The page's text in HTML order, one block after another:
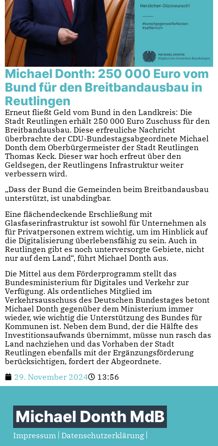
Michael Donth: 250 000 Euro vom
Bund für den Breitbandausbau in
Reutlingen
Erneut fließt Geld vom Bund in den Landkreis: Die
Stadt Reutlingen erhält 250 000 Euro Zuschuss für den
Breitbandausbau. Diese erfreuliche Nachricht
überbrachte der CDU-Bundestagsabgeordnete Michael
Donth dem Oberbürgermeister der Stadt Reutlingen
Thomas Keck. Dieser war hoch erfreut über den
Geldsegen, der Reutlingens Infrastruktur weiter
verbessern wird.
„Dass der Bund die Gemeinden beim Breitbandausbau
unterstützt, ist unabdingbar.
Eine flächendeckende Erschließung mit
Glasfaserinfrastruktur ist sowohl für Unternehmen als
für Privatpersonen extrem wichtig, um im Hinblick auf
die Digitalisierung überlebensfähig zu sein. Auch in
Reutlingen gibt es noch unterversorgte Gebiete, nicht
nur auf dem Land“, führt Michael Donth aus.
Die Mittel aus dem Förderprogramm stellt das
Bundesministerium für Digitales und Verkehr zur
Verfügung. Als ordentliches Mitglied im
Verkehrsausschuss des Deutschen Bundestages betont
Michael Donth gegenüber dem Ministerium immer
wieder, wie wichtig die Unterstützung des Bundes für
Kommunen ist. Neben dem Bund, der die Hälfte des
Investitionsaufwands übernimmt, müsse nun rasch das
Land nachziehen und das Vorhaben der Stadt
Reutlingen ebenfalls mit der Ergänzungsförderung
berücksichtigen, fordert der Abgeordnete.
29. November 2024
13:56
Michael Donth MdB
Impressum
Datenschutzerklärung